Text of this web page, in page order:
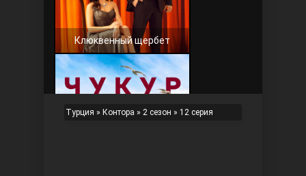
Клюквенный щербет
Турция » Контора » 2 сезон » 12 серия